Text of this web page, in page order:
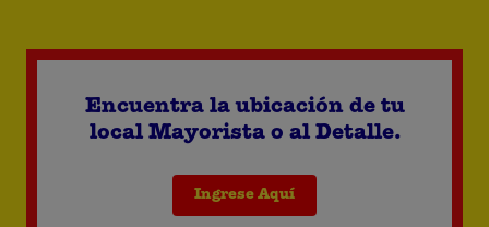
Encuentra la ubicación de tu
local Mayorista o al Detalle.
Ingrese Aquí